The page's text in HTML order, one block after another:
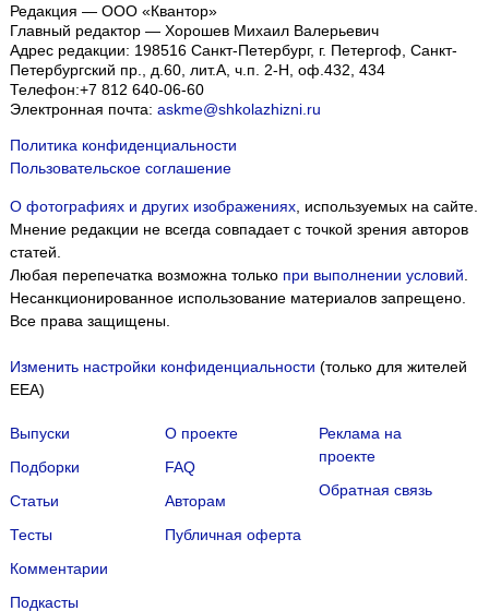
Редакция — ООО «Квантор»
Главный редактор — Хорошев Михаил Валерьевич
Адрес редакции: 198516 Санкт-Петербург, г. Петергоф Санкт-
Петербургский пр., д.60, лит.А, ч.п. 2-Н, оф.432, 434
Телефон:+7 812 640-06-60
Электронная почта: askme@shkolazhizni.ru
Политика конфиденциальности
Пользовательское соглашение
О фотографиях и других изображениях, используемых на сайте.
Мнение редакции не всегда совпадает с точкой зрения авторов
статей.
Любая перепечатка возможна только при выполнении условий
Несанкционированное использование материалов запрещено.
Все права защищены.
Изменить настройки конфиденциальности (только для жителей
EEA)
Выпуски
Подборки
Статьи
Тесты
Комментарии
Подкасты
О проекте
FAQ
Авторам
Публичная оферта
Реклама на
проекте
Обратная связь